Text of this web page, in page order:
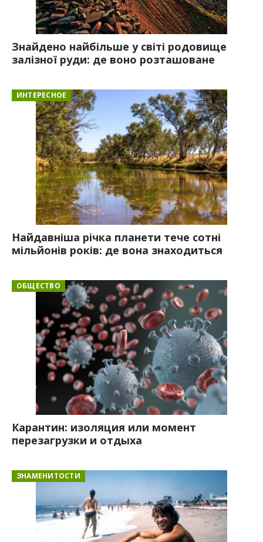
Знайдено найбільше у світі родовище
залізної руди: де воно розташоване
ИНТЕРЕСНОЕ
Найдавніша річка планети тече сотні
мільйонів років: де вона знаходиться
ОБЩЕСТВО
Карантин: изоляция или момент
перезагрузки и отдыха
ЗНАМЕНИТОСТИ